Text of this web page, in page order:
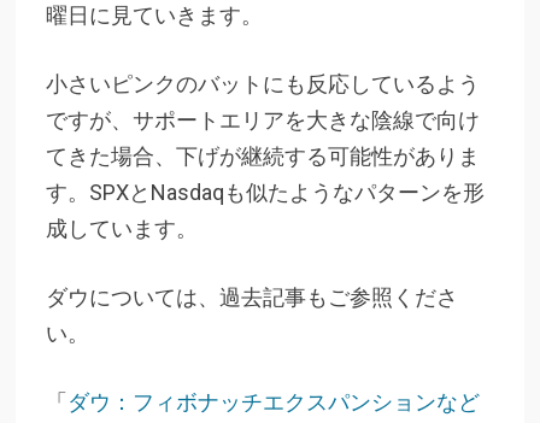
曜日に見ていきます。
小さいピンクのバットにも反応しているよう
ですが、サポートエリアを大きな陰線で向け
てきた場合、下げが継続する可能性がありま
す。SPXとNasdaqも似たようなパターンを形
成しています。
ダウについては、過去記事もご参照くださ
い。
「ダウ：フィボナッチエクスパンションなど